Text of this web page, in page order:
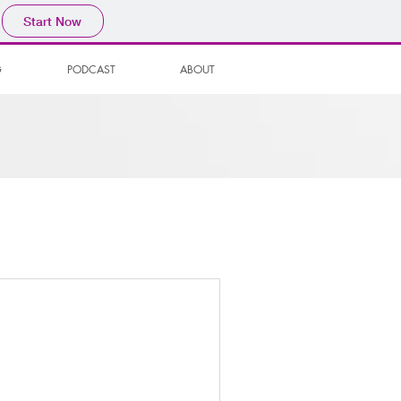
Start Now
PODCAST ABOUT